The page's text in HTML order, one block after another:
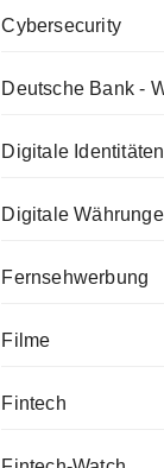
Cybersecurity
Deutsche Bank -
Digitale Identitäten
Digitale
Fernsehwerbung
Filme
Fintech